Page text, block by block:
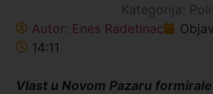
Kategorija:
Autor: Enes Radetinac
14:11
Vlast u Novom Pazaru